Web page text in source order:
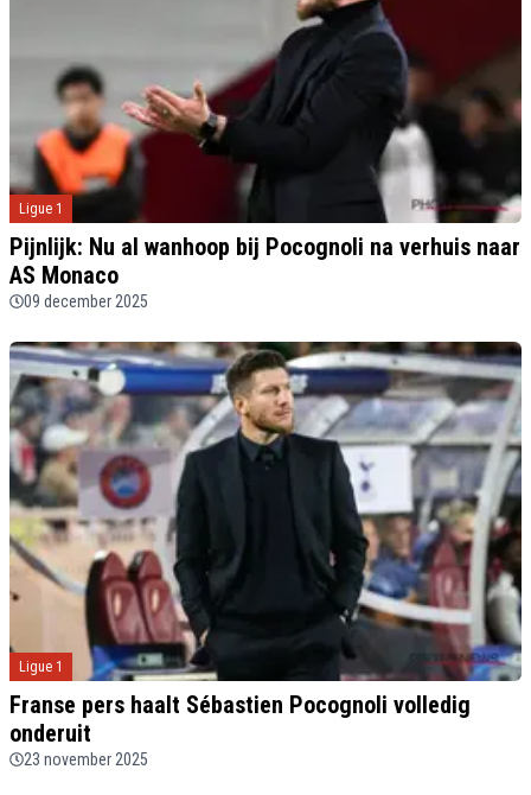
Ligue 1
Pijnlijk: Nu al wanhoop bij Pocognoli na verhuis naar
AS Monaco
09 december 2025
Ligue 1
Franse pers haalt Sébastien Pocognoli volledig
onderuit
23 november 2025